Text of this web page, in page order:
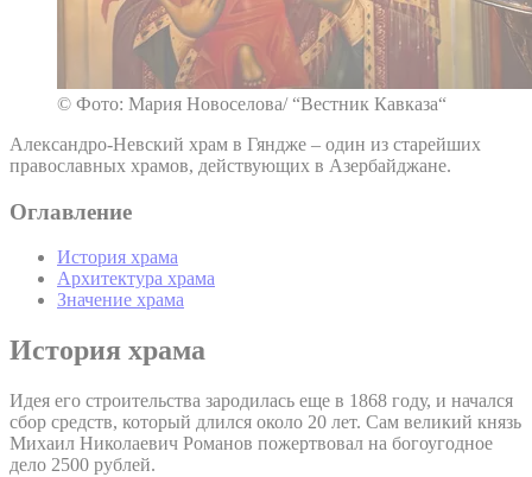
© Фото: Мария Новоселова/ “Вестник Кавказа“
Александро-Невский храм в Гяндже – один из старейших
православных храмов, действующих в Азербайджане.
Оглавление
История храма
Архитектура храма
Значение храма
История храма
Идея его строительства зародилась еще в 1868 году, и начался
сбор средств, который длился около 20 лет. Сам великий князь
Михаил Николаевич Романов пожертвовал на богоугодное
дело 2500 рублей.